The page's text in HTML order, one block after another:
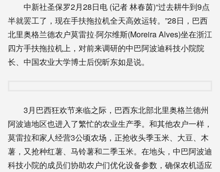
中新社圣保罗2月28日电 (记者 林春茵)“过去耕牛到9点
半就罢工了，现在手扶拖拉机全天高效运转。”28日，巴西
北里奥格兰德农户莫雷拉·阿尔维斯(Moreira Alves)坐在浙江
四方手扶拖拉机上，对前来调研的中巴阿波迪科技小院院
长、中国农业大学博士后倪昕东如是说。
3月巴西狂欢节来临之际，巴西东北部北里奥格兰德州
阿波迪地区也进入了繁忙的农业生产季。和其他农户一样，
莫雷拉和家人经营3公顷农场，正抢收头季玉米、大豆、木
薯，又抢种红薯、马铃薯和二季玉米。在地头，中巴阿波迪
科技小院的成员们协助农户们优化设备参数，确保农机适应